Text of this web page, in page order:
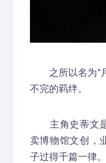
之所以名为“月
不完的羁绊。
主角史蒂文是
卖博物馆文创，
子过得千篇一律。